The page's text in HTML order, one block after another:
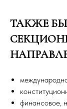
ТАКЖЕ
финансовое,